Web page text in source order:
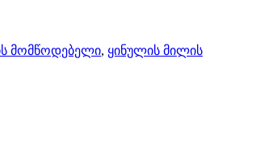
მომწოდებელი, ყინულის მილის